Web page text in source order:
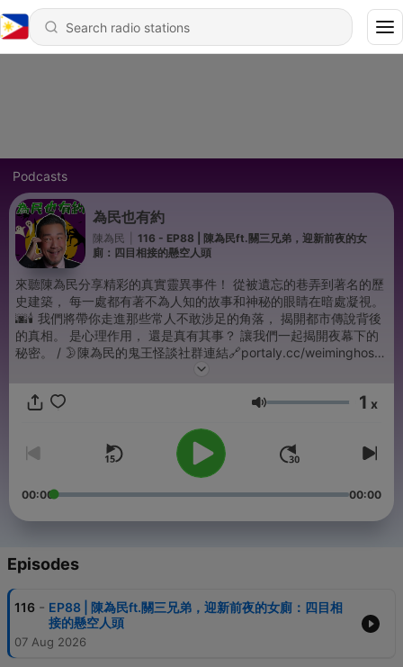
Podcasts
為民也有約
陳為民
116 - EP88 | 陳為民ft.關三兄弟，迎新前夜的女
廁：四目相接的懸空人頭
來聽陳為民分享精彩的真實靈異事件！ 從被遺忘的巷弄到著名的歷
史建築， 每一處都有著不為人知的故事和神秘的眼睛在暗處凝視。
🌆🕯️ 我們將帶你走進那些常人不敢涉足的角落， 揭開都市傳說背後
的真相。 是心理作用， 還是真有其事？ 讓我們一起揭開夜幕下的
秘密。 / 🌛陳為民的鬼王怪談社群連結🔗portaly.cc/weiminghost
✉️合作邀約：guime5168@gmail.com. (或私訊IG小盒子！) 👉鬼
Hosting provided by
Volume 1 x
00:00 00:00
Episodes
116 - EP88 | 陳為民ft.關三兄弟，迎新前夜的女廁：四目相
接的懸空人頭
07 Aug 2026